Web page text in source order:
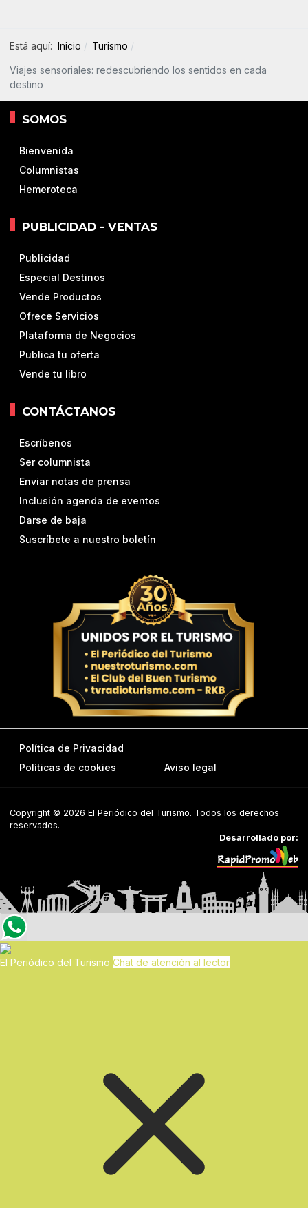
Está aquí: Inicio Turismo
Viajes sensoriales: redescubriendo los sentidos en cada
destino
SOMOS
Bienvenida
Columnistas
Hemeroteca
PUBLICIDAD - VENTAS
Publicidad
Especial Destinos
Vende Productos
Ofrece Servicios
Plataforma de Negocios
Publica tu oferta
Vende tu libro
CONTÁCTANOS
Escríbenos
Ser columnista
Enviar notas de prensa
Inclusión agenda de eventos
Darse de baja
Suscríbete a nuestro boletín
Política de Privacidad
Políticas de cookies
Aviso legal
Copyright © 2026 El Periódico del Turismo. Todos los derechos
reservados.
Desarrollado por:
El Periódico del Turismo Chat de atención al lector